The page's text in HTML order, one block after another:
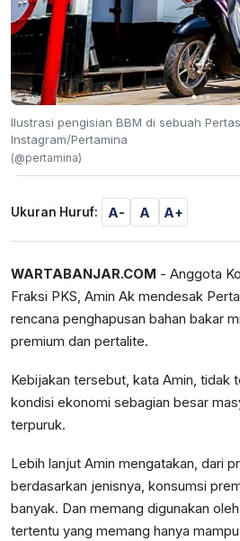
Ilustrasi pengisian BBM di sebuah
Instagram/Pertamina
(@pertamina)
Ukuran Huruf: A- A A+
WARTABANJAR.COM - Anggota
Fraksi PKS, Amin Ak mendesak
rencana penghapusan bahan bakar
premium dan pertalite.
Kebijakan tersebut, kata Amin, tidak
kondisi ekonomi sebagian besar
terpuruk.
Lebih lanjut Amin mengatakan, dari
berdasarkan jenisnya, konsumsi
banyak. Dan memang digunakan
tertentu yang memang hanya